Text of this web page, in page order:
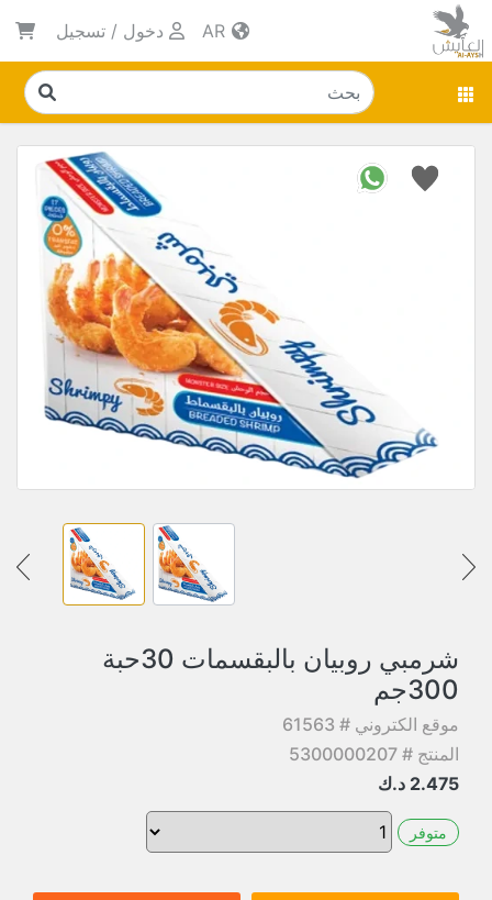
دخول / تسجيل
شرمبي روبيان بالبقسمات 30حبة
300جم
موقع الكتروني # 61563
المنتج # 5300000207
2.475 د.ك
متوفر